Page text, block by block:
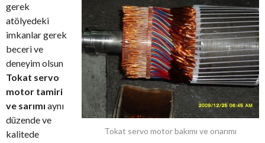
Tokat servo motor bakımı ve onarımı
gerek
atölyedeki
imkanlar gerek
beceri ve
deneyim olsun
Tokat servo
motor tamiri
ve sarımı aynı
düzende ve
kalitede